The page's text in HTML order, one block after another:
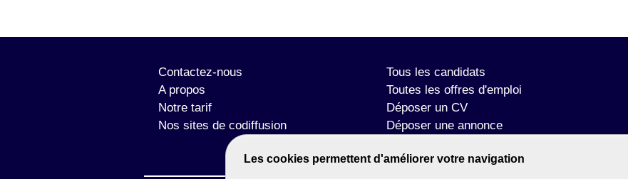
Les cookies permettent d'améliorer votre navigation
Contactez-nous
A propos
Notre tarif
Nos sites de codiffusion
Tous les candidats
Toutes les offres d'emploi
Déposer un CV
Déposer une annonce